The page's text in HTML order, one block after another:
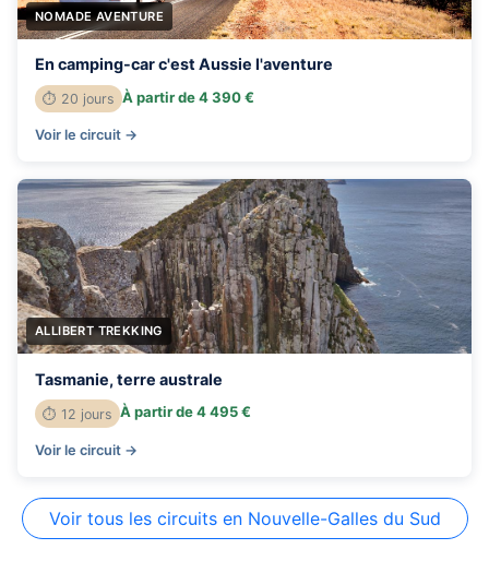
NOMADE AVENTURE
En camping-car c'est Aussie l'aventure
⏱ 20 jours À partir de 4 390 €
Voir le circuit →
ALLIBERT TREKKING
Tasmanie, terre australe
⏱ 12 jours À partir de 4 495 €
Voir le circuit →
Voir tous les circuits en Nouvelle-Galles du Sud